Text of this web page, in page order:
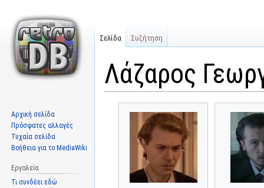
Λάζαρος
αναζήτηση
Σελίδα Συζήτηση
Αρχική σελίδα
Πρόσφατες αλλαγές
Τυχαία σελίδα
Βοήθεια για το MediaWiki
Εργαλεία
Τι συνδέει εδώ